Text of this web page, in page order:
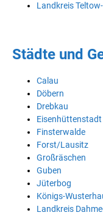
Landkreis
Städte und
Calau
Döbern
Drebkau
Eisenhüttenstadt
Finsterwalde
Forst/Lausitz
Großräschen
Guben
Jüterbog
Königs-
Landkreis